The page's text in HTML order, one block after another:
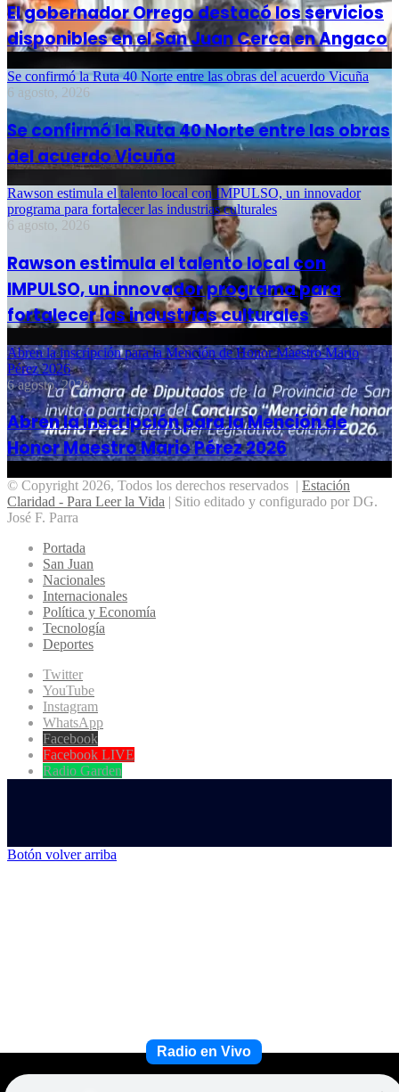
El gobernador Orrego destacó los servicios
disponibles en el San Juan Cerca en Angaco
Se confirmó la Ruta 40 Norte entre las obras del acuerdo Vicuña
6 agosto, 2026
Se confirmó la Ruta 40 Norte entre las obras
del acuerdo Vicuña
Rawson estimula el talento local con IMPULSO, un innovador
programa para fortalecer las industrias culturales
6 agosto, 2026
Rawson estimula el talento local con
IMPULSO, un innovador programa para
fortalecer las industrias culturales
Abren la inscripción para la Mención de Honor Maestro Mario
Pérez 2026
6 agosto, 2026
Abren la inscripción para la Mención de
Honor Maestro Mario Pérez 2026
© Copyright 2026, Todos los derechos reservados | Estación
Claridad - Para Leer la Vida | Sitio editado y configurado por DG.
José F. Parra
Radio en Vivo
Portada
San Juan
Nacionales
Internacionales
Política y Economía
Tecnología
Deportes
Twitter
YouTube
Instagram
WhatsApp
Facebook
Facebook LIVE
Radio Garden
Botón volver arriba